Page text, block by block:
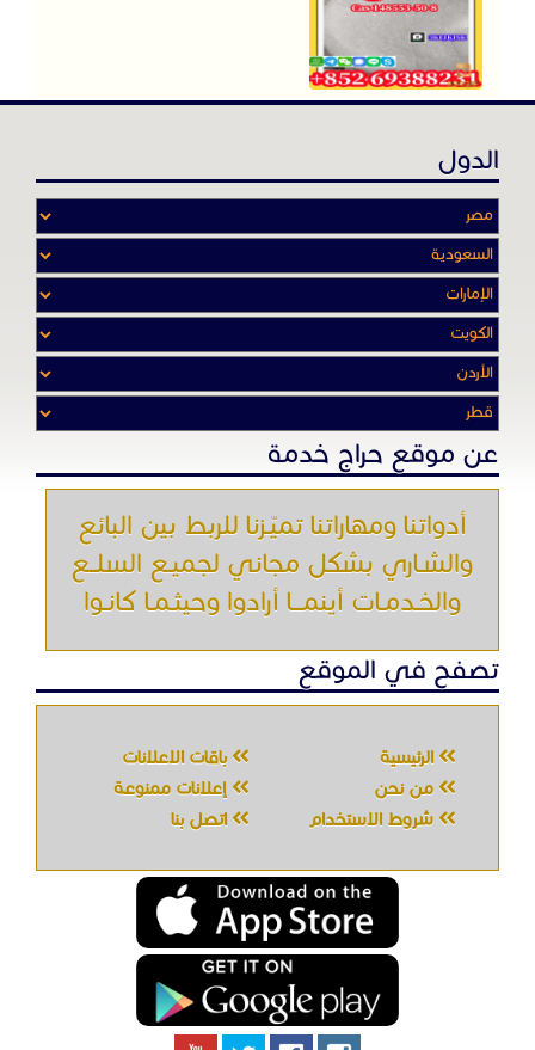
الدول
عن موقع حراج خدمة
أدواتنا ومهاراتنا تميّـزنا للربط بين البائع
والشـاري بشكل مجاني لجميـع السلــع
والخـدمـات أينمـــا أرادوا وحيثـمـا كانـوا
تصفح في الموقع
الرئيسية
باقات الإعلانات
من نحن
إعلانات ممنوعة
شروط الاستخدام
اتصل بنا